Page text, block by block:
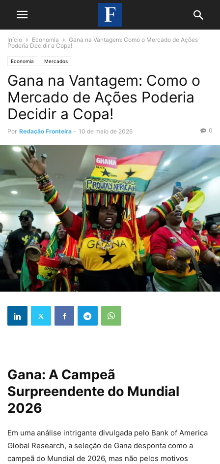
Início Economia
Gana na Vantagem: Como o Mercado de Ações
Poderia Decidir a Copa!
Economia Mercados
Gana na Vantagem: Como o
Mercado de Ações Poderia
Decidir a Copa!
Por Redação Fronteira - 10 de maio de 2026 0
Gana: A Campeã
Surpreendente do Mundial
2026
Em uma análise intrigante divulgada pelo Bank of America
Global Research, a seleção de Gana desponta como a
campeã do Mundial de 2026, mas não pelos motivos